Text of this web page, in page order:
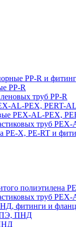
PP-R и
PP-R
труб PP-R
AL-PEX, PERT-
PEX-AL-PEX,
труб
PE-X, PE-RT и
полиэтилена
труб
фитинги и
ПЭ, ПНД